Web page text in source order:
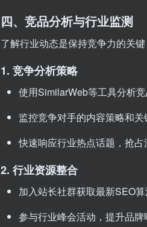
四、竞品分析与行业监测
了解行业动态是保持竞争力的关键
1. 竞争分析策略
使用SimilarWeb等工具分析
监控竞争对手的内容策略和关
快速响应行业热点话题，抢
2. 行业资源整合
加入站长社群获取最新SEO
参与行业峰会活动，提升品牌